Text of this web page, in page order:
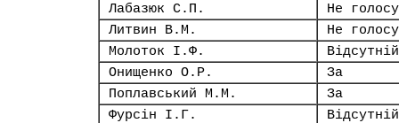
Лабазюк С.П.
Не
Литвин В.М.
Не
Молоток І.Ф.
Відсутній
Онищенко О.Р.
За
Поплавський М.М.
За
Фурсін І.Г.
Відсутній